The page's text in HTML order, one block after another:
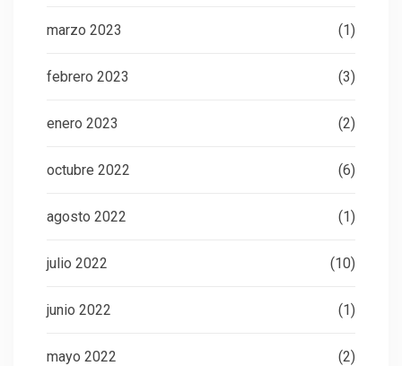
marzo 2023 (1)
febrero 2023 (3)
enero 2023 (2)
octubre 2022 (6)
agosto 2022 (1)
julio 2022 (10)
junio 2022 (1)
mayo 2022 (2)